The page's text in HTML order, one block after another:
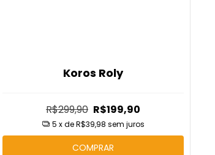
Koros Roly
R$299,90 R$199,90
5 x deR$39,98 sem juros
COMPRAR